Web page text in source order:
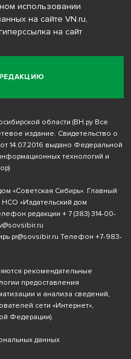
использовании
на сайте VN.ru,
на сайт
области (ВН.ру Все
издание. Свидетельство о
14.07.2016 выдано Федеральной
технологий и
«Советская Сибирь». Главный
НСО «Издательский дом
редакции + 7 (383) 314-00-
pr@sovsibir.ru Телефон +7-983-
рекомендательные
предоставления
и анализа сведений,
сети «Интернет»,
Федерации).
данных